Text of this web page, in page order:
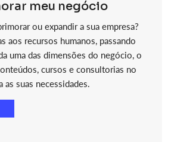
meu negócio
ou expandir a sua empresa?
aos recursos humanos, passando
uma das dimensões do negócio, o
cursos e consultorias no
suas necessidades.